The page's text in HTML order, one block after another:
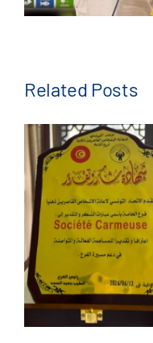
Related Posts